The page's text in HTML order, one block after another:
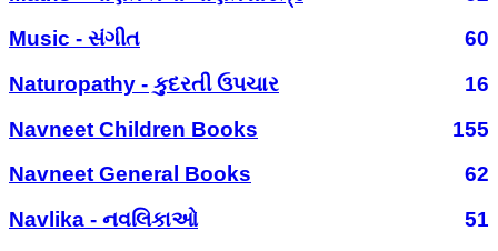
Music - સંગીત
60
Naturopathy - કુદરતી ઉપચાર
16
Navneet Children Books
155
Navneet General Books
62
Navlika - નવલિકાઓ
51